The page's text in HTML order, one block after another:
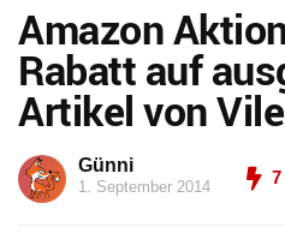
Amazon
Rabatt auf
Artikel von
Günni
1. September 2014 7